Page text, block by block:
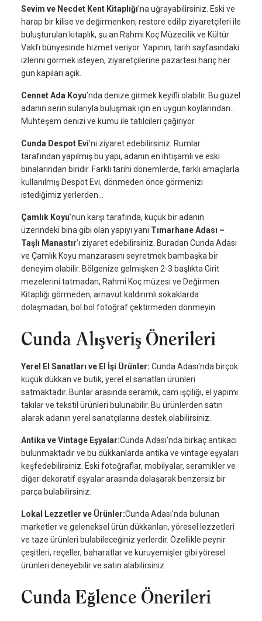
Sevim ve Necdet Kent Kitaplığı’na uğrayabilirsiniz. Eski ve
harap bir kilise ve değirmenken, restore edilip ziyaretçileri ile
buluşturulan kitaplık, şu an Rahmi Koç Müzecilik ve Kültür
Vakfı bünyesinde hizmet veriyor. Yapının, tarih sayfasındaki
izlerini görmek isteyen, ziyaretçilerine pazartesi hariç her
gün kapıları açık.
Cennet Ada Koyu’nda denize girmek keyifli olabilir. Bu güzel
adanın serin sularıyla buluşmak için en uygun koylarından…
Muhteşem denizi ve kumu ile tatilcileri çağırıyor.
Cunda Despot Evi’ni ziyaret edebilirsiniz. Rumlar
tarafından yapılmış bu yapı, adanın en ihtişamlı ve eski
binalarından biridir. Farklı tarihi dönemlerde, farklı amaçlarla
kullanılmış Despot Evi, dönmeden önce görmenizi
istediğimiz yerlerden…
Çamlık Koyu’nun karşı tarafında, küçük bir adanın
üzerindeki bina gibi olan yapıyı yani Tımarhane Adası –
Taşlı Manastır’ı ziyaret edebilirsiniz. Buradan Cunda Adası
ve Çamlık Koyu manzarasını seyretmek bambaşka bir
deneyim olabilir. Bölgenize gelmişken 2-3 başlıkta Girit
mezelerini tatmadan, Rahmi Koç müzesi ve Değirmen
Kitaplığı görmeden, arnavut kaldırımlı sokaklarda
dolaşmadan, bol bol fotoğraf çektirmeden dönmeyin
Cunda Alışveriş Önerileri
Yerel El Sanatları ve El İşi Ürünler: Cunda Adası'nda birçok
küçük dükkan ve butik, yerel el sanatları ürünleri
satmaktadır. Bunlar arasında seramik, cam işçiliği, el yapımı
takılar ve tekstil ürünleri bulunabilir. Bu ürünlerden satın
alarak adanın yerel sanatçılarına destek olabilirsiniz.
Antika ve Vintage Eşyalar:Cunda Adası'nda birkaç antikacı
bulunmaktadır ve bu dükkanlarda antika ve vintage eşyaları
keşfedebilirsiniz. Eski fotoğraflar, mobilyalar, seramikler ve
diğer dekoratif eşyalar arasında dolaşarak benzersiz bir
parça bulabilirsiniz.
Lokal Lezzetler ve Ürünler:Cunda Adası'nda bulunan
marketler ve geleneksel ürün dükkanları, yöresel lezzetleri
ve taze ürünleri bulabileceğiniz yerlerdir. Özellikle peynir
çeşitleri, reçeller, baharatlar ve kuruyemişler gibi yöresel
ürünleri deneyebilir ve satın alabilirsiniz.
Cunda Eğlence Önerileri